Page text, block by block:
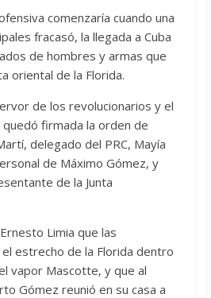
comenzaría cuando una
fracasó, la llegada a Cuba
de hombres y armas que
oriental de la Florida.
de los revolucionarios y el
firmada la orden de
delegado del PRC, Mayía
de Máximo Gómez, y
de la Junta
Limia que las
estrecho de la Florida dentro
vapor Mascotte, y que al
Gómez reunió en su casa a